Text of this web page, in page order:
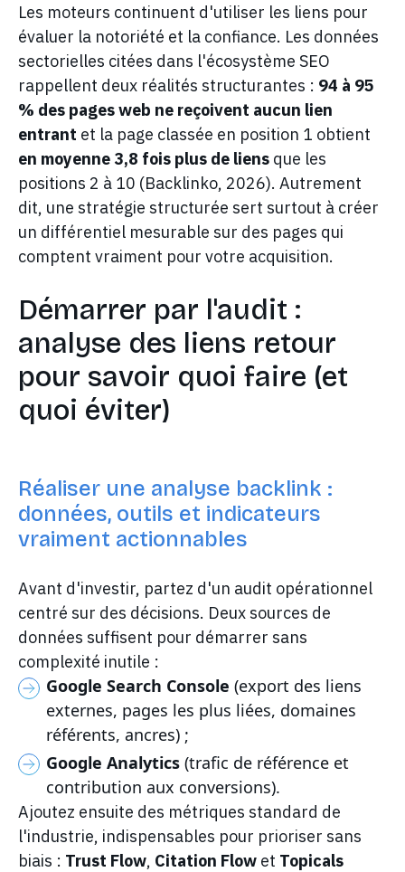
Les moteurs continuent d'utiliser les liens pour
évaluer la notoriété et la confiance. Les données
sectorielles citées dans l'écosystème SEO
rappellent deux réalités structurantes : 94 à 95
% des pages web ne reçoivent aucun lien
entrant et la page classée en position 1 obtient
en moyenne 3,8 fois plus de liensque les
positions 2 à 10 (Backlinko, 2026). Autrement
dit, une stratégie structurée sert surtout à créer
un différentiel mesurable sur des pages qui
comptent vraiment pour votre acquisition.
Démarrer par l'audit :
analyse des liens retour
pour savoir quoi faire (et
quoi éviter)
Réaliser une analyse backlink :
données, outils et indicateurs
vraiment actionnables
Avant d'investir, partez d'un audit opérationnel
centré sur des décisions. Deux sources de
données suffisent pour démarrer sans
complexité inutile :
Google Search Console (export des liens
externes, pages les plus liées, domaines
référents, ancres) ;
Google Analytics (trafic de référence et
contribution aux conversions).
Ajoutez ensuite des métriques standard de
l'industrie, indispensables pour prioriser sans
biais : Trust Flow, Citation Flowet Topicals